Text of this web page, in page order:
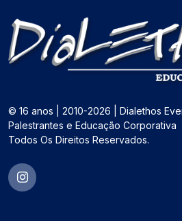
© 16 anos | 2010-2026 | Dialethos
Palestrantes e Educação Corporativa
Todos Os Direitos Reservados.